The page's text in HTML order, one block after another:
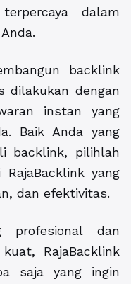
dalam
backlink
dilakukan dengan
instan yang
Baik Anda yang
backlink, pilihlah
yang
dan efektivitas.
profesional dan
RajaBacklink
saja yang ingin